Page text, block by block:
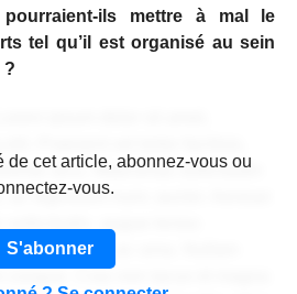
ils mettre à mal le
tel qu’il est organisé au sein
?
arcu. Maecenas sollicitudin
ac dignissim nunc auctor. Aenean
nulla urna ac urna. Nullam
RÉSERVÉ AUX
de cet article, abonnez-vous ou
vous.
S'abonner